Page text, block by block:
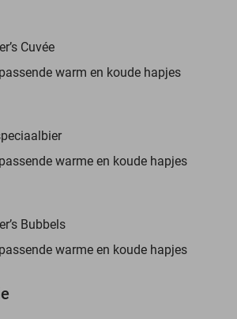
Cuvée
warm en koude hapjes
warme en koude hapjes
Bubbels
warme en koude hapjes